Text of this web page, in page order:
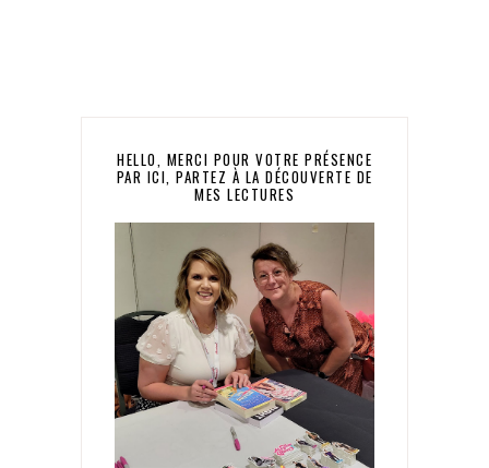
HELLO, MERCI POUR VOTRE PRÉSENCE
PAR ICI, PARTEZ À LA DÉCOUVERTE DE
MES LECTURES